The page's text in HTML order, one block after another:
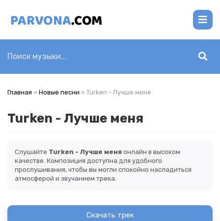
Главная » Новые песни » Turken - Лучше меня
Turken - Лучше меня
Слушайте Turken - Лучше меня онлайн в высоком
качестве. Композиция доступна для удобного
прослушивания, чтобы вы могли спокойно насладиться
атмосферой и звучанием трека.
Скачать трек